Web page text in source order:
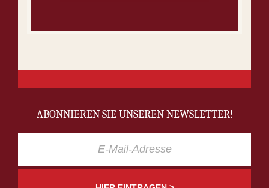
ABONNIEREN SIE UNSEREN NEWSLETTER!